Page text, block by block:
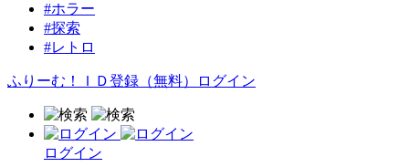
#ホラー
#探索
#レトロ
ふりーむ！ＩＤ登録（無料） ログイン
ログイン